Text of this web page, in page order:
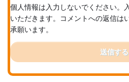
個人情報は入力しないでください。
いただきます。コメントへの返信は
承願います。
送信する